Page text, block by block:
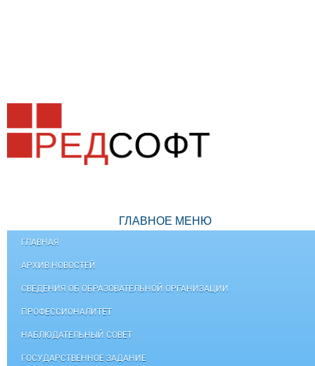
ГЛАВНОЕ МЕНЮ
ГЛАВНАЯ
АРХИВ НОВОСТЕЙ
СВЕДЕНИЯ ОБ ОБРАЗОВАТЕЛЬНОЙ ОРГАНИЗАЦИИ
ПРОФЕССИОНАЛИТЕТ
НАБЛЮДАТЕЛЬНЫЙ СОВЕТ
ГОСУДАРСТВЕННОЕ ЗАДАНИЕ